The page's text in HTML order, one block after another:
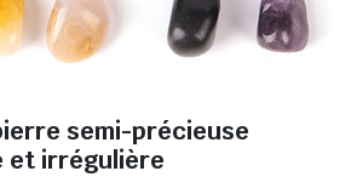
semi-précieuse
et irrégulière